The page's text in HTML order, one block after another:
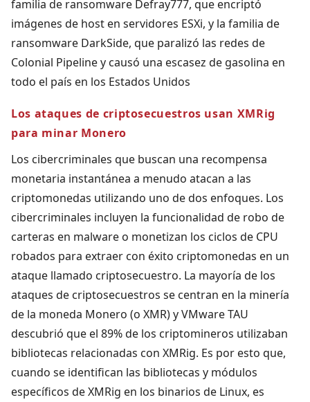
familia de ransomware Defray777, que encriptó
imágenes de host en servidores ESXi, y la familia de
ransomware DarkSide, que paralizó las redes de
Colonial Pipeline y causó una escasez de gasolina en
todo el país en los Estados Unidos
Los ataques de criptosecuestros usan XMRig
para minar Monero
Los cibercriminales que buscan una recompensa
monetaria instantánea a menudo atacan a las
criptomonedas utilizando uno de dos enfoques. Los
cibercriminales incluyen la funcionalidad de robo de
carteras en malware o monetizan los ciclos de CPU
robados para extraer con éxito criptomonedas en un
ataque llamado criptosecuestro. La mayoría de los
ataques de criptosecuestros se centran en la minería
de la moneda Monero (o XMR) y VMware TAU
descubrió que el 89% de los criptomineros utilizaban
bibliotecas relacionadas con XMRig. Es por esto que,
cuando se identifican las bibliotecas y módulos
específicos de XMRig en los binarios de Linux, es